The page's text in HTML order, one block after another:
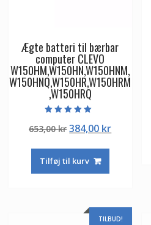
Ægte batteri til bærbar
computer CLEVO
W150HM,W150HN,W150HNM,
W150HNQ,W150HR,W150HRM
,W150HRQ
5.00
ud af 5
653,00krDen
pris
var:
384,00 krDen
Tilføj til kurv
TILBUD!